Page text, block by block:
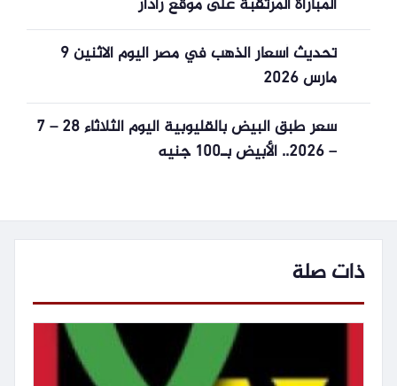
المباراة المرتقبة على موقع رادار
تحديث أسعار الذهب في مصر اليوم الاثنين 9
مارس 2026
سعر طبق البيض بالقليوبية اليوم الثلاثاء 28 – 7
– 2026.. الأبيض بـ100 جنيه
ذات صلة